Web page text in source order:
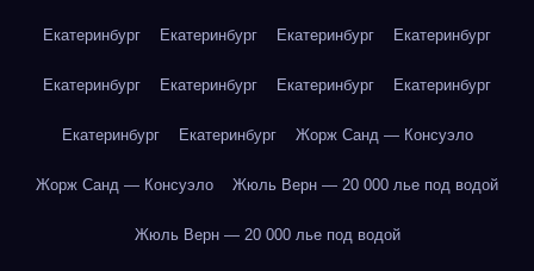
Екатеринбург Екатеринбург Екатеринбург Екатеринбург
Екатеринбург Екатеринбург Екатеринбург Екатеринбург
Екатеринбург Екатеринбург Жорж Санд — Консуэло
Жорж Санд — Консуэло Жюль Верн — 20 000 лье под водой
Жюль Верн — 20 000 лье под водой